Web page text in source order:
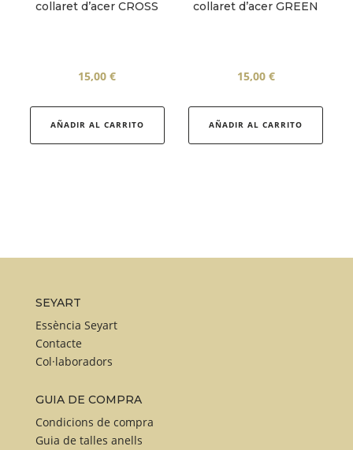
collaret d’acer CROSS
15,00€
AÑADIR AL CARRITO
collaret d’acer GREEN
15,00 €
AÑADIR AL CARRITO
SEYART
Essència Seyart
Contacte
Col·laboradors
GUIA DE COMPRA
Condicions de compra
Guia de talles anells